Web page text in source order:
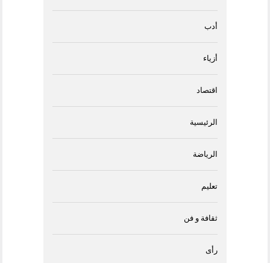
أدب
أزياء
اقتصاد
الرئيسية
الرياضة
تعليم
ثقافة و فن
رأى